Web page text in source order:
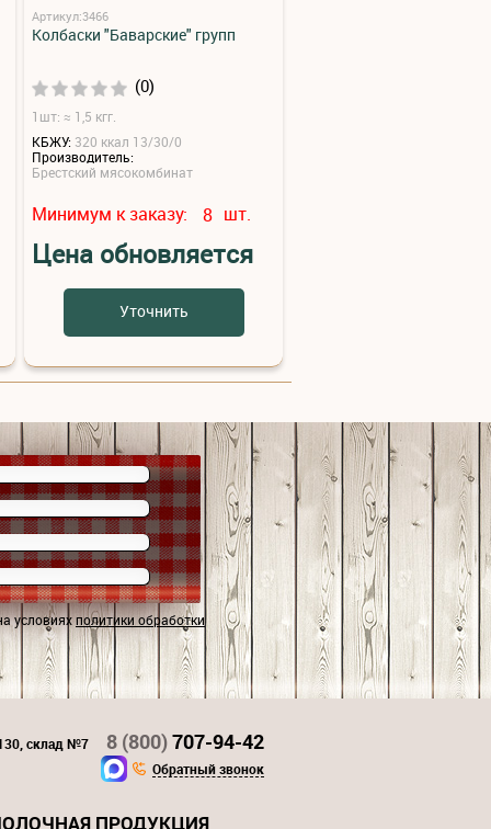
Артикул:3466
Колбаски "Баварские" групп
(0)
1шт: ≈ 1,5 кгг.
КБЖУ: 320 ккал 13/30/0
Производитель:
Брестский мясокомбинат
Минимум к заказу: 8 шт.
Цена обновляется
Уточнить
условияхполитики обработки
склад №7 8 (800)707-94-42
Обратный звонок
ПРОДУКЦИЯ